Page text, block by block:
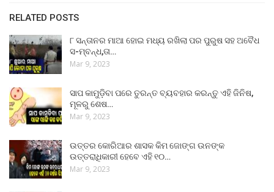
RELATED POSTS
୮ ସନ୍ତାନର ମାଆ ହୋଇ ମଧ୍ୟ ରଖିଲା ପର ପୁରୁଷ ସହ ଅବୈଧ
ସ-ମ୍ବନ୍ଧ,ତା…
Mar 9, 2023
ସାପ କାମୁଡ଼ିବା ପରେ ତୁରନ୍ତ ବ୍ୟବହାର କରନ୍ତୁ ଏହି ଜିନିଷ,
ମୂଳରୁ ଶେଷ…
Mar 9, 2023
ଉତ୍ତର କୋରିଆର ଶାସକ କିମ ଜୋଙ୍ଗ ଉନଙ୍କ
ଉତ୍ତରାଧିକାରୀ ହେବେ ଏହି ୧୦…
Mar 9, 2023